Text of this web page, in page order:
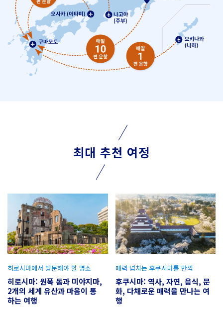
최대 추천 여정
히로시마: 원폭 돔과 미야지마,
2개의 세계 유산과 마음이 통
하는 여행
히로시마에서 방문해야 할 명소
후쿠시마: 역사, 자연, 음식, 문
화, 다채로운 매력을 만나는 여
행
매력 넘치는 후쿠시마를 만끽